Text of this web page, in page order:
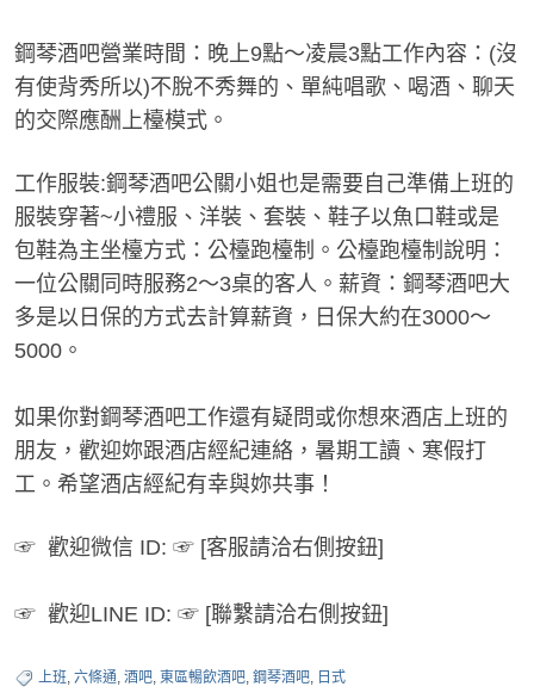
鋼琴酒吧營業時間：晚上9點～凌晨3點工作內容：(沒
有使背秀所以)不脫不秀舞的、單純唱歌、喝酒、聊天
的交際應酬上檯模式。
工作服裝:鋼琴酒吧公關小姐也是需要自己準備上班的
服裝穿著~小禮服、洋裝、套裝、鞋子以魚口鞋或是
包鞋為主坐檯方式：公檯跑檯制。公檯跑檯制說明：
一位公關同時服務2～3桌的客人。薪資：鋼琴酒吧大
多是以日保的方式去計算薪資，日保大約在3000～
5000。
如果你對鋼琴酒吧工作還有疑問或你想來酒店上班的
朋友，歡迎妳跟酒店經紀連絡，暑期工讀、寒假打
工。希望酒店經紀有幸與妳共事！
☞ 歡迎微信 ID: ☞ [客服請洽右側按鈕]
☞ 歡迎LINE ID: ☞ [聯繫請洽右側按鈕]
上班, 六條通, 酒吧, 東區暢飲酒吧, 鋼琴酒吧, 日式